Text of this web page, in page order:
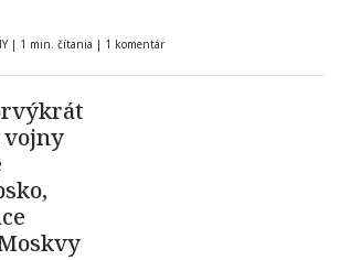
| 1 min. čítania | 1 komentár
vojny